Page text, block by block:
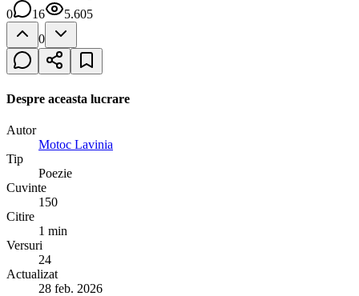
0
16
5.605
0
Despre aceasta lucrare
Autor
Motoc Lavinia
Tip
Poezie
Cuvinte
150
Citire
1 min
Versuri
24
Actualizat
28 feb. 2026